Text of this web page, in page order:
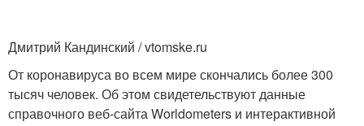
Дмитрий Кандинский / vtomske.ru
От коронавируса во всем мире скончались более 300
тысяч человек. Об этом свидетельствуют данные
справочного веб-сайта Worldometers и интерактивной